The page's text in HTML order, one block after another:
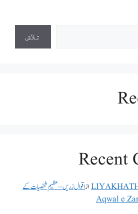
تلاش
Recent
ازاقوال زریں – عظیم شخصیات کے